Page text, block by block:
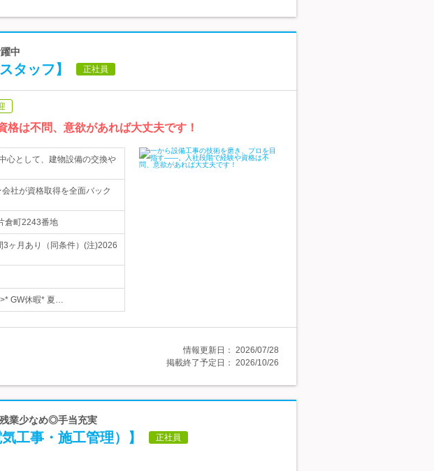
中
タッフ】 正社員
は不問、意欲があれば大丈夫です！
心として、建物設備の交換や
社が資格取得を全面バック
倉町2243番地
ヶ月あり（同条件）(注)2026
GW休暇* 夏…
情報更新日： 2026/07/28
掲載終了予定日： 2026/10/26
業少なめ◎手当充実
工事・施工管理）】 正社員